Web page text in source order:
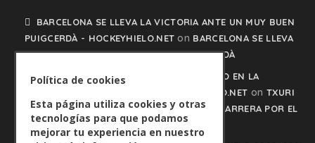
BARCELONA SE LLEVA LA VICTORIA ANTE UN MUY BUEN
PUIGCERDÀ - HOCKEYHIELO.NET on BARCELONA SE LLEVA
LA VICTORIA ANTE UN MUY BUEN PUIGCERDÀ
TXURI URDIN Y JACA NO PISAN EL FRENO EN LA
CARRERA POR EL LIDERATO - HOCKEYHIELO.NET on TXURI
URDIN Y JACA NO PISAN EL FRENO EN LA CARRERA POR EL
LIDERATO
Política de cookies
Esta página utiliza cookies y otras
tecnologías para que podamos
mejorar tu experiencia en nuestro